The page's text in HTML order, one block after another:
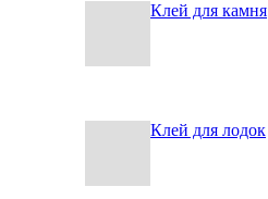
Клей для камня
Клей для лодок